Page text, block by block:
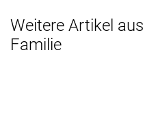
Weitere Artikel
Familie